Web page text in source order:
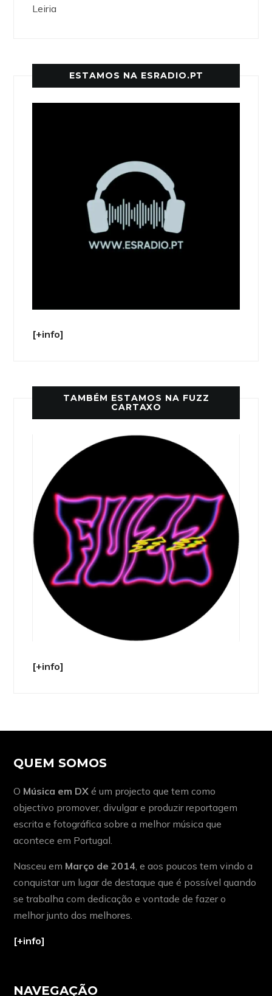
Leiria
ESTAMOS NA ESRADIO.PT
[+info]
TAMBÉM ESTAMOS NA FUZZ
CARTAXO
[+info]
QUEM SOMOS
O Música em DX é um projecto que tem como
objectivo promover, divulgar e produzir reportagem
escrita e fotográfica sobre a melhor música que
acontece em Portugal.
Nasceu em Março de 2014, e aos poucos tem vindo a
conquistar um lugar de destaque que é possível quando
se trabalha com dedicação e vontade de fazer o
melhor junto dos melhores.
[+info]
NAVEGAÇÃO